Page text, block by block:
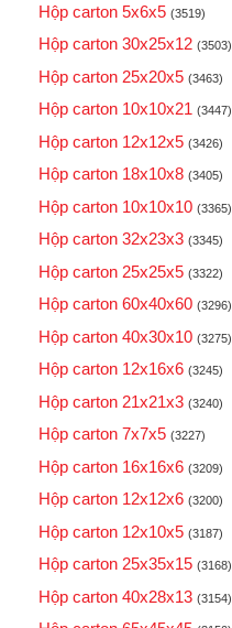
Hộp carton 5x6x5 (3519)
Hộp carton 30x25x12 (3503)
Hộp carton 25x20x5 (3463)
Hộp carton 10x10x21 (3447)
Hộp carton 12x12x5 (3426)
Hộp carton 18x10x8 (3405)
Hộp carton 10x10x10 (3365)
Hộp carton 32x23x3 (3345)
Hộp carton 25x25x5 (3322)
Hộp carton 60x40x60 (3296)
Hộp carton 40x30x10 (3275)
Hộp carton 12x16x6 (3245)
Hộp carton 21x21x3 (3240)
Hộp carton 7x7x5 (3227)
Hộp carton 16x16x6 (3209)
Hộp carton 12x12x6 (3200)
Hộp carton 12x10x5 (3187)
Hộp carton 25x35x15 (3168)
Hộp carton 40x28x13 (3154)